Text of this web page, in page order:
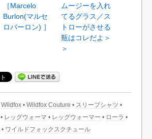
［Marcelo
Burlon(マルセ
ロバーロン) ］
ムージーを入れ
てるグラス／ス
トローがさせる
瓶はコレだよ＞
＞
Wildfox • Wildfox Couture • スリープシャツ •
• レッグウォーマ • レッグウォーマー • ローラ •
• ワイルドフォックスクチュール